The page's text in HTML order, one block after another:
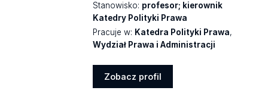
Stanowisko: profesor; kierownik
Katedry Polityki Prawa
Pracuje w: Katedra Polityki Prawa,
Wydział Prawa i Administracji
Zobacz profil